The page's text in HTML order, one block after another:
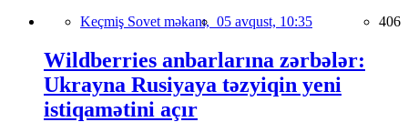
Keçmiş Sovet məkanı, 05 avqust, 10:35 406
Wildberries anbarlarına zərbələr:
Ukrayna Rusiyaya təzyiqin yeni
istiqamətini açır